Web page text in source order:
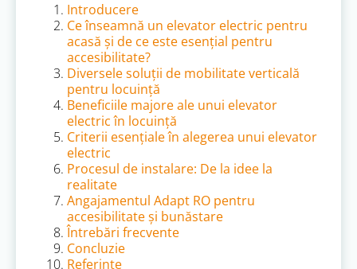
Introducere
Ce înseamnă un elevator electric pentru
acasă și de ce este esențial pentru
accesibilitate?
Diversele soluții de mobilitate verticală
pentru locuință
Beneficiile majore ale unui elevator
electric în locuință
Criterii esențiale în alegerea unui elevator
electric
Procesul de instalare: De la idee la
realitate
Angajamentul Adapt RO pentru
accesibilitate și bunăstare
Întrebări frecvente
Concluzie
Referințe